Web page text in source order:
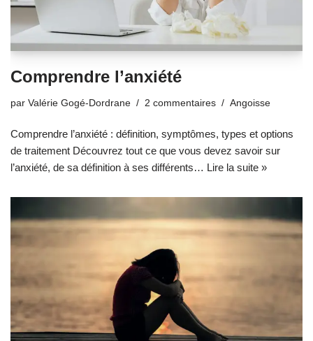
Comprendre l’anxiété
par Valérie Gogé-Dordrane 2 commentaires Angoisse
Comprendre l’anxiété : définition, symptômes, types et options
de traitement Découvrez tout ce que vous devez savoir sur
l’anxiété, de sa définition à ses différents… Lire la suite »